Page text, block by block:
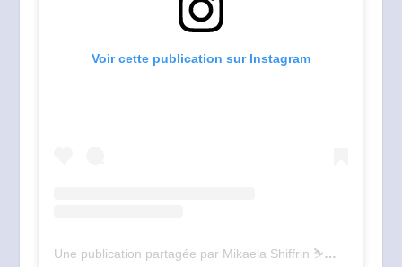
Voir cette publication sur Instagram
Une publication partagée par Mikaela Shiffrin ⛷💨 (@mikaelashiffrin)